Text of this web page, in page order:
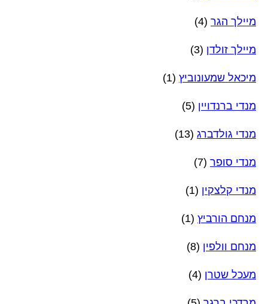
מיילך הגר (4)
מיילך זולדן (3)
מיכאל שמעונוביץ (1)
מנדי ברנדויין (5)
מנדי גולדברג (13)
מנדי סופר (7)
מנדי קלצקין (1)
מנחם הורביץ (1)
מנחם וולפין (8)
מעכל שטרן (4)